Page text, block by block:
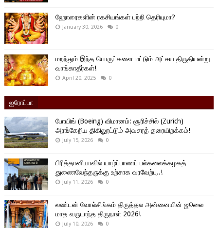
ஹோரைகளின் ரகசியங்கள் பற்றி தெரியுமா?
January 30, 2026 0
மறந்தும் இந்த பொருட்களை மட்டும் அட்சய திருதியன்று
வாங்காதீர்கள்!
April 20, 2025 0
ஐரோப்பா
போயிங் (Boeing) விமானம்: சூரிச்சில் (Zurich)
அரங்கேறிய திகிலூட்டும் அவசரத் தரையிறக்கம்!
July 15, 2026 0
பிரித்தானியாவில் யாழ்ப்பாணப் பல்கலைக்கழகத்
துணைவேந்தருக்கு உற்சாக வரவேற்பு..!
July 11, 2026 0
லண்டன் வோல்சிங்கம் திருத்தல அன்னையின் ஜூலை
மாத வருடாந்த திருநாள் 2026!
July 10, 2026 0